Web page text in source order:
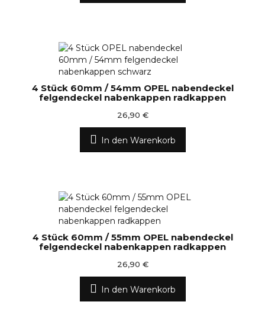
4 Stück 60mm / 54mm OPEL nabendeckel
felgendeckel nabenkappen radkappen
26,90 €
In den Warenkorb
4 Stück 60mm / 55mm OPEL nabendeckel
felgendeckel nabenkappen radkappen
26,90 €
In den Warenkorb